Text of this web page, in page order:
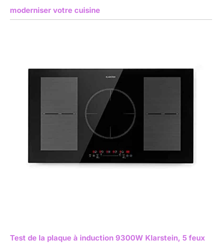
moderniser votre cuisine
Test de la plaque à induction 9300W Klarstein, 5 feux